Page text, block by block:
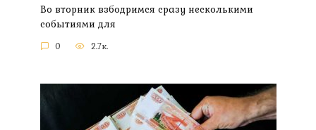
Во вторник взбодримся сразу несколькими
событиями для
0 2.7к.